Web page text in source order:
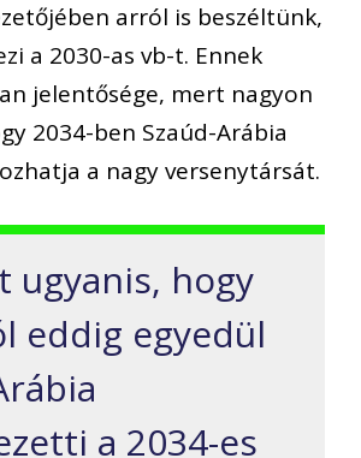
arról is beszéltünk,
a 2030-as vb-t. Ennek
jelentősége, mert nagyon
2034-ben Szaúd-Arábia
a nagy versenytársát.
ugyanis, hogy
eddig egyedül
i a 2034-es